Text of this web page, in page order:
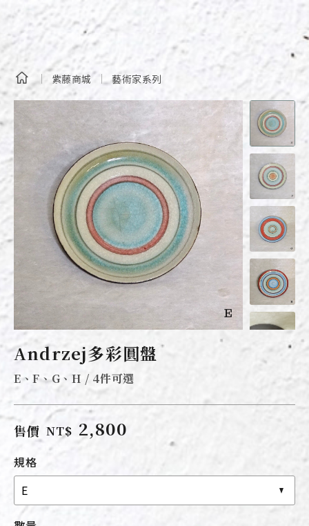
紫藤商城 藝術家系列
Andrzej多彩圓盤
E、F、G、H / 4件可選
售價 NT$ 2,800
規格
E